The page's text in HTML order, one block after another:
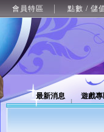
會員特區 點數 / 儲
最新消息 遊戲